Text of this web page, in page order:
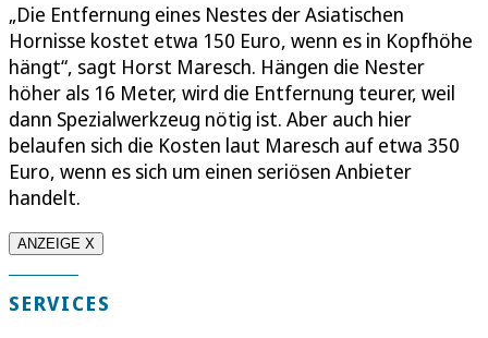
„Die Entfernung eines Nestes der Asiatischen
Hornisse kostet etwa 150 Euro, wenn es in Kopfhöhe
hängt“, sagt Horst Maresch. Hängen die Nester
höher als 16 Meter, wird die Entfernung teurer, weil
dann Spezialwerkzeug nötig ist. Aber auch hier
belaufen sich die Kosten laut Maresch auf etwa 350
Euro, wenn es sich um einen seriösen Anbieter
handelt.
ANZEIGE X
SERVICES